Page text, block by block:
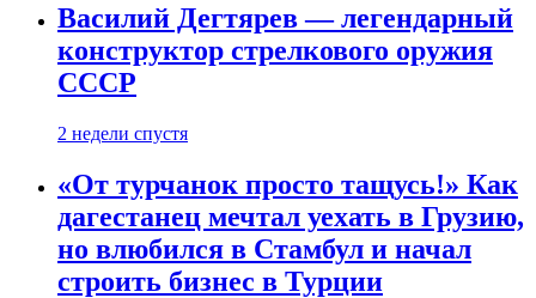
Василий Дегтярев — легендарный
конструктор стрелкового оружия
СССР
2 недели спустя
«От турчанок просто тащусь!» Как
дагестанец мечтал уехать в Грузию,
но влюбился в Стамбул и начал
строить бизнес в Турции